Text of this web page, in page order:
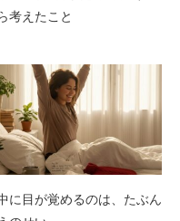
考えたこと
に目が覚めるのは、たぶん